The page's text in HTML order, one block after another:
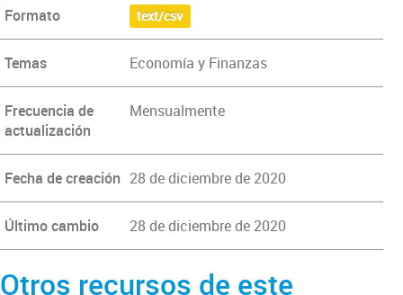
Formato text/csv
Temas Economía y Finanzas
Frecuencia de
actualización
Mensualmente
Fecha de creación 28 de diciembre de 2020
Último cambio 28 de diciembre de 2020
Otros recursos de este